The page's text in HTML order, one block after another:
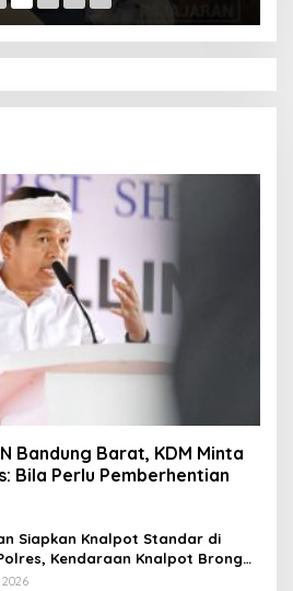
Bandung Barat, KDM Minta
Bila Perlu Pemberhentian
Siapkan Knalpot Standar di
Kendaraan Knalpot Brong
Langsung Ganti